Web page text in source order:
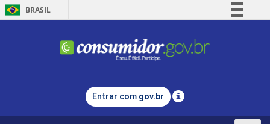
BRASIL
Comunica BR
Legislação
Entrar com gov.br